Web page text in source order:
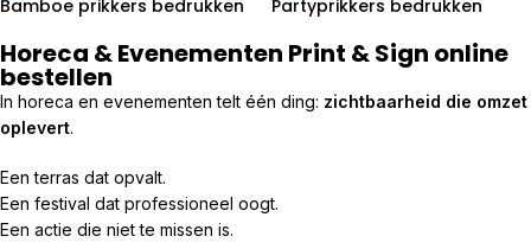
Bamboe prikkers bedrukken Partyprikkers bedrukken
Horeca & Evenementen Print & Sign online
bestellen
In horeca en evenementen telt één ding: zichtbaarheid die omzet
oplevert.
Een terras dat opvalt.
Een festival dat professioneel oogt.
Een actie die niet te missen is.